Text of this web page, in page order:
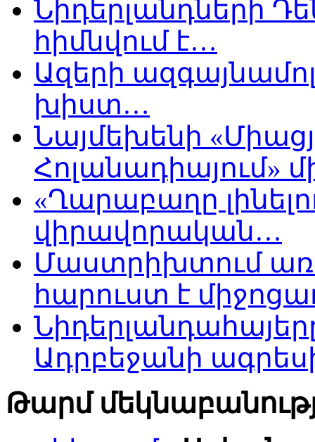
Նիդերլանդների
հիմնվում է…
Ազերի
խիստ…
Նայմեխենի
Հոլանադիայում»
«Ղարաբաղը
վիրավորական…
Մաստրիխտում
հարուստ է
Ադրբեջանի
Թարմ